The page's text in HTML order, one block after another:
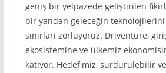
geniş bir yelpazede geliştirilen
bir yandan geleceğin teknolojilerini
sınırları zorluyoruz. Driventure,
ekosistemine ve ülkemiz
katıyor. Hedefimiz, sürdürülebilir